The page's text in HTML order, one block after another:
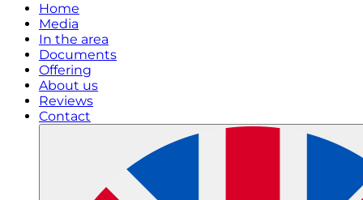
Home
Media
In the area
Documents
Offering
About us
Reviews
Contact